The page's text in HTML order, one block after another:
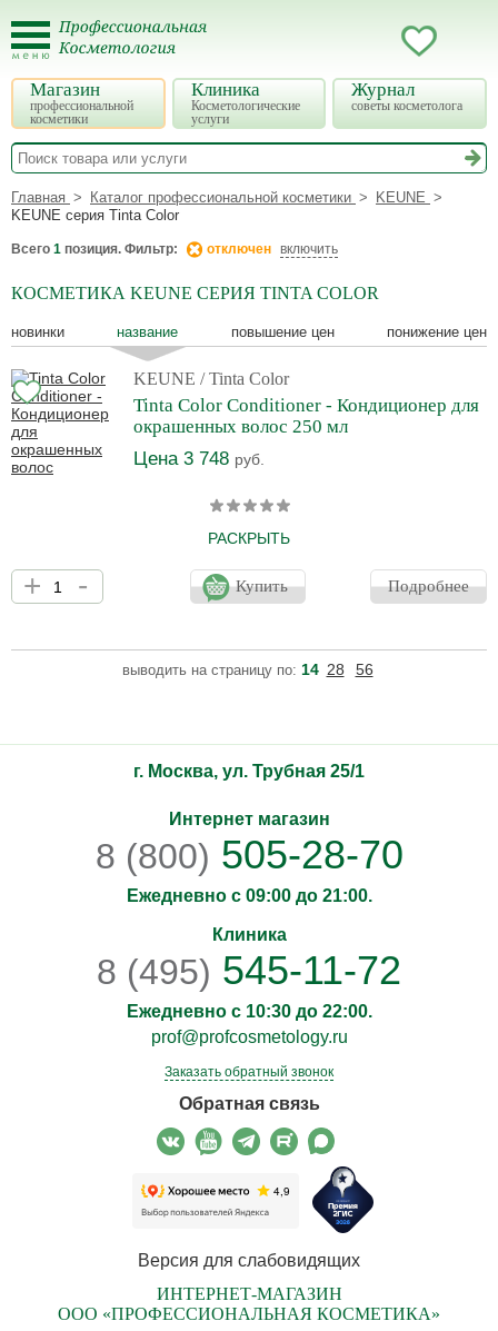
Магазин
профессиональной
косметики
Клиника
Косметологические
услуги
Журнал
советы косметолога
Главная Каталог профессиональной косметики
KEUNE
KEUNE серия Tinta Color
Всего 1 позиция. Фильтр: отключен включить
КОСМЕТИКА KEUNE СЕРИЯ TINTA COLOR
новинки название повышение цен понижение цен
KEUNE / Tinta Color
Tinta Color Conditioner - Кондиционер для
окрашенных волос 250 мл
Цена 3 748 руб.
РАСКРЫТЬ
Кондиционер для окрашенных волос CARE TINTA COLOR
CONDITIONER - глубоко увлажняющий кондиционер
обогащенный природными минералами. Кондиционер глубоко
долговременный блеск, делает локоны гладкими и
шелковистыми, защищает их от вредного воздействия УФ-
+ - Купить Подробнее
выводить на страницу по: 14 28 56
г. Москва, ул. Трубная 25/1
Интернет магазин
8 (800) 505-28-70
Ежедневно с 09:00 до 21:00.
Клиника
8 (495) 545-11-72
Ежедневно с 10:30 до 22:00.
prof@profcosmetology.ru
Заказать обратный звонок
Обратная связь
Версия для слабовидящих
ИНТЕРНЕТ-МАГАЗИН
ООО «ПРОФЕССИОНАЛЬНАЯ КОСМЕТИКА»